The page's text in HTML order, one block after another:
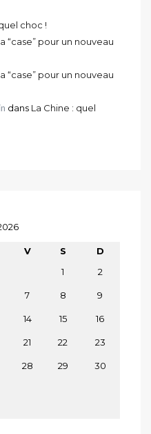
choc !
“case” pour un nouveau
“case” pour un nouveau
dans La Chine : quel
V S D
1 2
7 8 9
14 15 16
21 22 23
28 29 30